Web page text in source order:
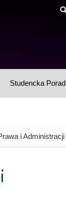
Studencka
i